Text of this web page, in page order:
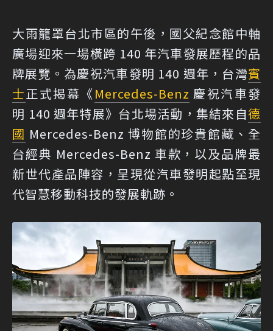
大雨籠罩台北市區的午後，國父紀念館中軸
廣場迎來一場橫跨 140 年汽車發展歷程的品
牌展覽。為慶祝汽車發明 140 週年，台灣賓
士正式揭幕《 Mercedes-Benz 慶祝汽車發
明 140 週年特展》台北場活動，集結來自德
國 Mercedes-Benz 博物館的珍貴館藏、全
台經典 Mercedes-Benz 車款，以及品牌最
新世代產品陣容，呈現從汽車發明起點至現
代智慧移動科技的發展軌跡。